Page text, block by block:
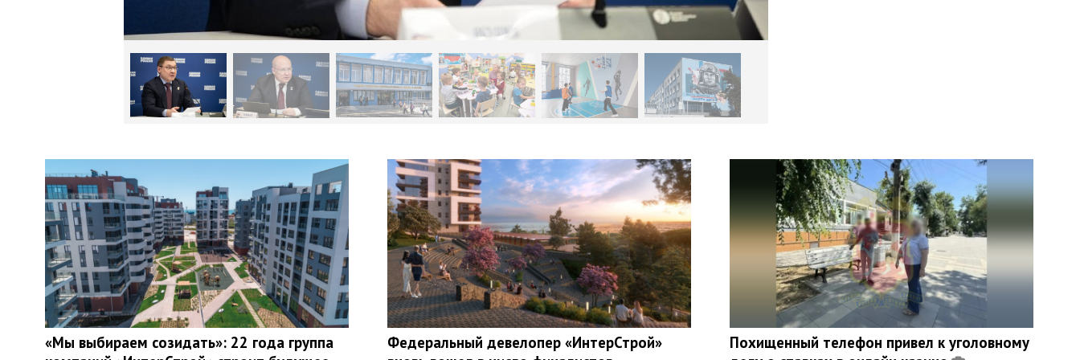
«Мы выбираем созидать»: 22 года группа
Федеральный девелопер «ИнтерСтрой»
Похищенный телефон привел к уголовному